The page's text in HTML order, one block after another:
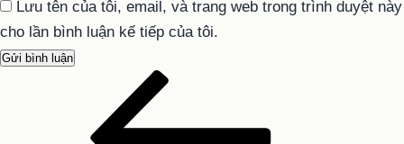
Lưu tên của tôi, email, và trang web trong trình duyệt này
cho lần bình luận kế tiếp của tôi.